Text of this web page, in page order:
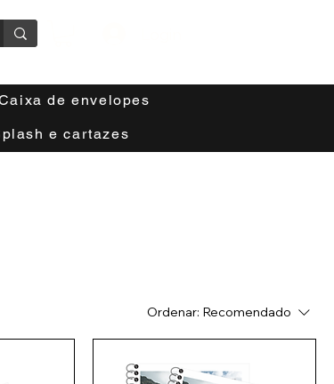
de envelopes
e cartazes
Ordenar: Recomendado